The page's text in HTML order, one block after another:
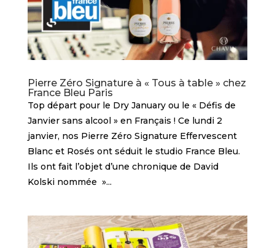
Pierre Zéro Signature à « Tous à table » chez
France Bleu Paris
Top départ pour le Dry January ou le « Défis de
Janvier sans alcool » en Français ! Ce lundi 2
janvier, nos Pierre Zéro Signature Effervescent
Blanc et Rosés ont séduit le studio France Bleu.
Ils ont fait l’objet d’une chronique de David
Kolski nommée »...